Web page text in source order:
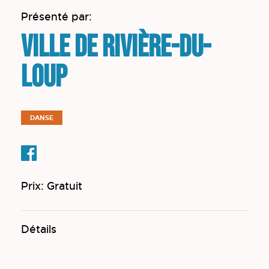
Présenté par:
Ville de Rivière-du-
Loup
DANSE
Prix: Gratuit
Détails